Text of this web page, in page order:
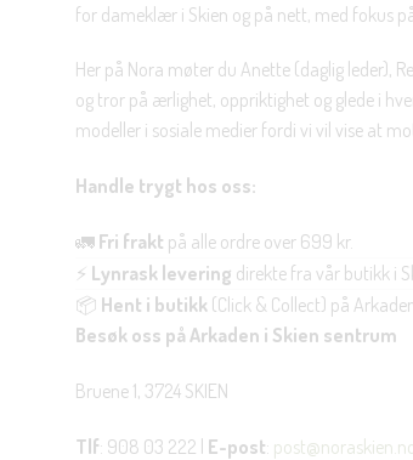
for dameklær i Skien og på nett, med fokus
Her på Nora møter du Anette (daglig leder),
og tror på ærlighet, oppriktighet og glede i
modeller i sosiale medier fordi vi vil vise at
Handle trygt hos oss:
🚛 Fri frakt på alle ordre over 699 kr.
⚡ Lynrask levering direkte fra vår butikk i
📦 Hent i butikk (Click & Collect) på
Besøk oss på Arkaden i Skien sentrum
Bruene 1, 3724 SKIEN
Tlf: 908 03 222 | E-post: